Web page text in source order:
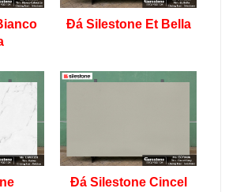
Đá Silestone Et Bella
Đá Silestone Cincel